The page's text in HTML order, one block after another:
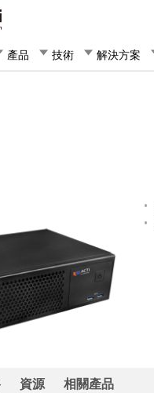
產品 技術 解決方案
資源 相關產品